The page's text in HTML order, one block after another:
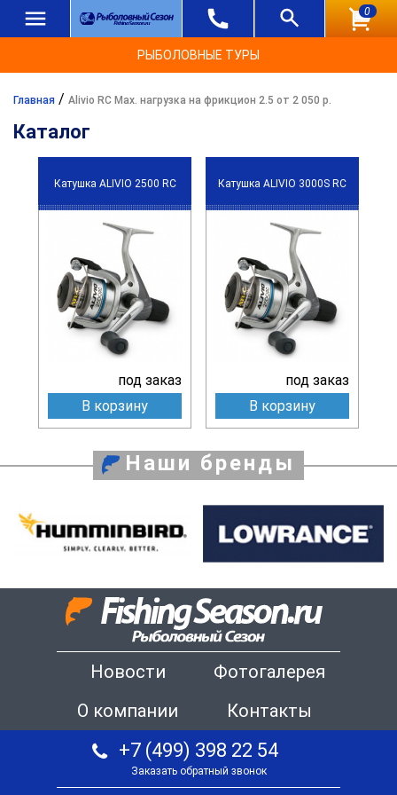
0
РЫБОЛОВНЫЕ ТУРЫ
Главная / Alivio RC Max. нагрузка на фрикцион 2.5 от 2 050 р.
Каталог
Катушка ALIVIO 2500 RC
под заказ
В корзину
Катушка ALIVIO 3000S RC
под заказ
В корзину
Наши бренды
Новости
Фотогалерея
О компании
Контакты
+7 (499) 398 22 54
Заказать обратный звонок